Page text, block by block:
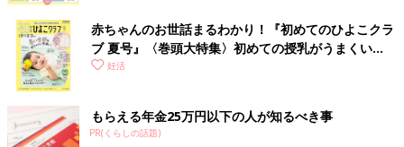
赤ちゃんのお世話まるわかり！『初めてのひよこクラ
ブ 夏号』〈巻頭大特集〉初めての授乳がうまくい
く！ おっぱい・ミルクの基本と夏のトラブル 解決テ
妊活
もらえる年金25万円以下の人が知るべき事
PR(くらしの話題)